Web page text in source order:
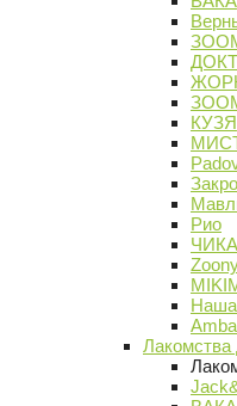
КУЗЯ
Рио
ЧИКА
Наша
Лакомства